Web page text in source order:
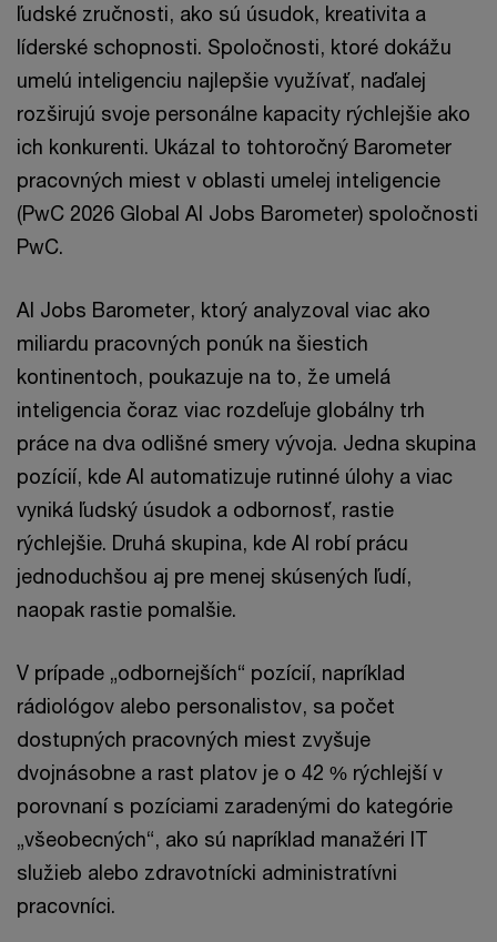
ľudské zručnosti, ako sú úsudok, kreativita a
líderské schopnosti. Spoločnosti, ktoré dokážu
umelú inteligenciu najlepšie využívať, naďalej
rozširujú svoje personálne kapacity rýchlejšie ako
ich konkurenti. Ukázal to tohtoročný Barometer
pracovných miest v oblasti umelej inteligencie
(PwC 2026 Global AI Jobs Barometer) spoločnosti
PwC.
AI Jobs Barometer, ktorý analyzoval viac ako
miliardu pracovných ponúk na šiestich
kontinentoch, poukazuje na to, že umelá
inteligencia čoraz viac rozdeľuje globálny trh
práce na dva odlišné smery vývoja. Jedna skupina
pozícií, kde AI automatizuje rutinné úlohy a viac
vyniká ľudský úsudok a odbornosť, rastie
rýchlejšie. Druhá skupina, kde AI robí prácu
jednoduchšou aj pre menej skúsených ľudí,
naopak rastie pomalšie.
V prípade „odbornejších“ pozícií, napríklad
rádiológov alebo personalistov, sa počet
dostupných pracovných miest zvyšuje
dvojnásobne a rast platov je o 42 % rýchlejší v
porovnaní s pozíciami zaradenými do kategórie
„všeobecných“, ako sú napríklad manažéri IT
služieb alebo zdravotnícki administratívni
pracovníci.